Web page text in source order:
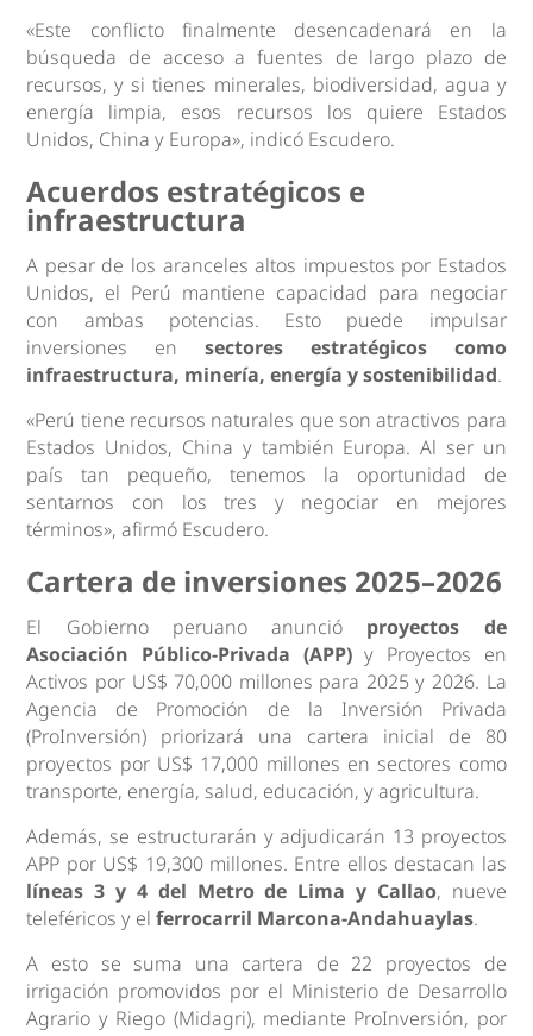
«Este conflicto finalmente desencadenará en la
búsqueda de acceso a fuentes de largo plazo de
recursos, y si tienes minerales, biodiversidad, agua y
energía limpia, esos recursos los quiere Estados
Unidos, China y Europa», indicó Escudero.
Acuerdos estratégicos e
infraestructura
A pesar de los aranceles altos impuestos por Estados
Unidos, el Perú mantiene capacidad para negociar
con ambas potencias. Esto puede impulsar
inversiones en sectores estratégicos como
infraestructura, minería, energía y sostenibilidad.
«Perú tiene recursos naturales que son atractivos para
Estados Unidos, China y también Europa. Al ser un
país tan pequeño, tenemos la oportunidad de
sentarnos con los tres y negociar en mejores
términos», afirmó Escudero.
Cartera de inversiones 2025–2026
El Gobierno peruano anunció proyectos de
Asociación Público-Privada (APP)y Proyectos en
Activos por US$ 70,000 millones para 2025 y 2026. La
Agencia de Promoción de la Inversión Privada
(ProInversión) priorizará una cartera inicial de 80
proyectos por US$ 17,000 millones en sectores como
transporte, energía, salud, educación, y agricultura.
Además, se estructurarán y adjudicarán 13 proyectos
APP por US$ 19,300 millones. Entre ellos destacan las
líneas 3 y 4 del Metro de Lima y Callao, nueve
teleféricos y el ferrocarril Marcona-Andahuaylas.
A esto se suma una cartera de 22 proyectos de
irrigación promovidos por el Ministerio de Desarrollo
Agrario y Riego (Midagri), mediante ProInversión, por